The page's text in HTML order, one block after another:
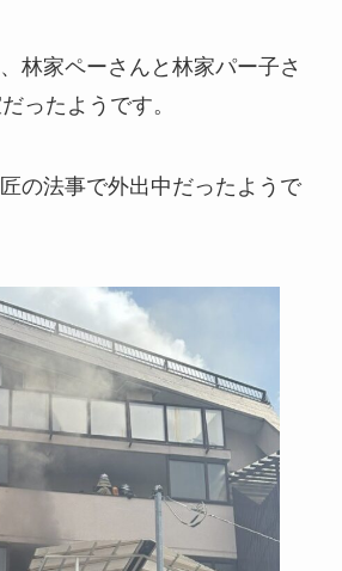
林家ペーさんと林家パー子さ
ったようです。
の法事で外出中だったようで